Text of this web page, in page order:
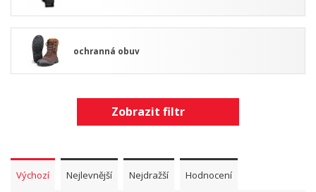
ochranná obuv
Zobrazit filtr
Výchozí Nejlevnější Nejdražší Hodnocení